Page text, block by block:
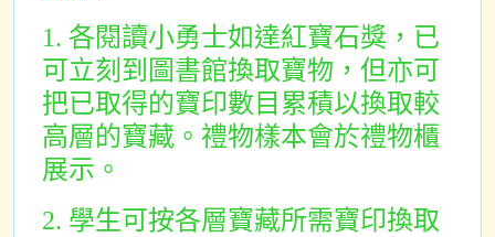
1. 各閱讀小勇士如達紅寶石獎，已
可立刻到圖書館換取寶物，但亦可
把已取得的寶印數目累積以換取較
高層的寶藏。禮物樣本會於禮物櫃
展示。
2. 學生可按各層寶藏所需寶印換取